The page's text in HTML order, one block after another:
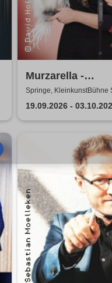
Murzarella -
Springe, KleinkunstBühne
19.09.2026 -